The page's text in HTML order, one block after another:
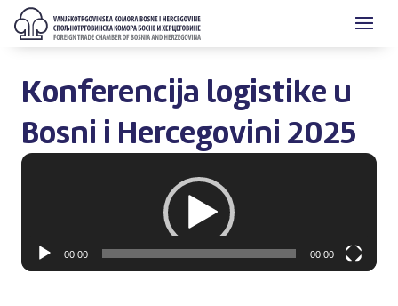
Konferencija logistike u
Bosni i Hercegovini 2025
Video
00:00 00:00